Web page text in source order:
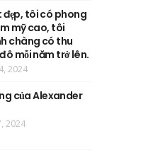
đẹp, tôi có phong
mỹ cao, tôi
chàng có thu
mỗi năm trở lên.
2024
của Alexander
2024